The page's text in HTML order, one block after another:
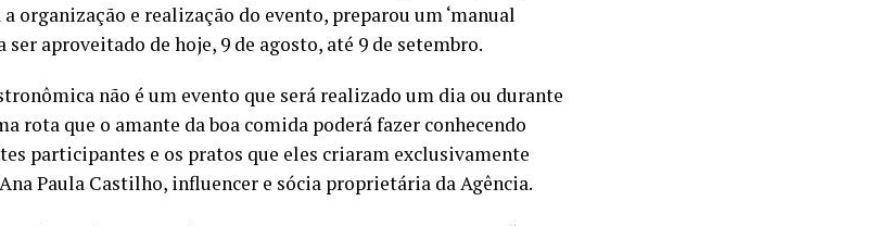
a organização e realização do evento, preparou um ‘manual
ser aproveitado de hoje, 9 de agosto, até 9 de setembro.
não é um evento que será realizado um dia ou durante
rota que o amante da boa comida poderá fazer conhecendo
participantes e os pratos que eles criaram exclusivamente
Paula Castilho, influencer e sócia proprietária da Agência.